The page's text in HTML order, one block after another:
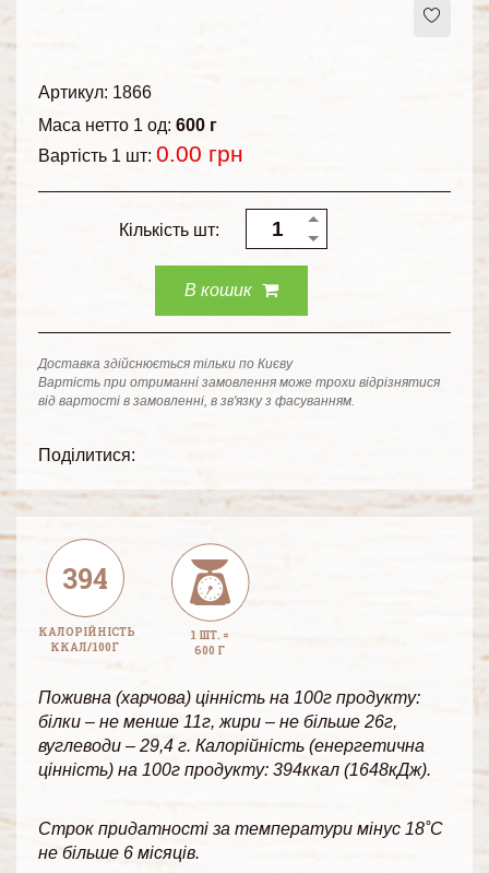
Артикул: 1866
Маса нетто 1 од: 600 г
Вартість 1 шт: 0.00 грн
Кількість шт:
В кошик
Доставка здійснюється тільки по Києву
Вартість при отриманні замовлення може трохи відрізнятися
від вартості в замовленні, в зв'язку з фасуванням.
Поділитися:
394
КАЛОРІЙНІСТЬ
ККАЛ/100Г
1 ШТ. =
600 Г
Поживна (харчова) цінність на 100г продукту:
білки – не менше 11г, жири – не більше 26г,
вуглеводи – 29,4 г. Калорійність (енергетична
цінність) на 100г продукту: 394ккал (1648кДж).
Строк придатності за температури мінус 18˚С
не більше 6 місяців.